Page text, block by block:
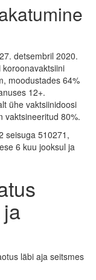
detsembril 2020.
moodustades 64%
12+.
ühe vaktsiinidoosi
vaktsineeritud 80%.
seisuga 510271,
6 kuu jooksul ja
läbi aja seitsmes